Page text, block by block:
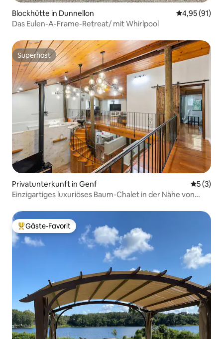
Blockhütte in Dunnellon
4,95 (91)
Das Eulen-A-Frame-Retreat/ mit Whirlpool
Superhost
Superhost
Privatunterkunft in Genf
5 (3)
Einzigartiges luxuriöses Baum-Chalet in der Nähe von
Beliebter Gäste-Favorit.
Gäste-Favorit